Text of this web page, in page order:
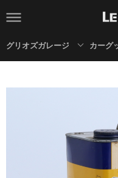
グリオズガレージ カーグ